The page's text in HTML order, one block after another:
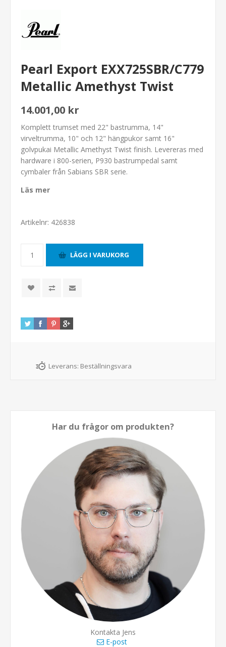
Pearl Export EXX725SBR/C779
Metallic Amethyst Twist
14.001,00 kr
Komplett trumset med 22" bastrumma, 14"
virveltrumma, 10" och 12" hängpukor samt 16"
golvpukai Metallic Amethyst Twist finish. Levereras med
hardware i 800-serien, P930 bastrumpedal samt
cymbaler från Sabians SBR serie.
Läs mer
Artikelnr: 426838
Leverans: Beställningsvara
Har du frågor om produkten?
Kontakta Jens
E-post